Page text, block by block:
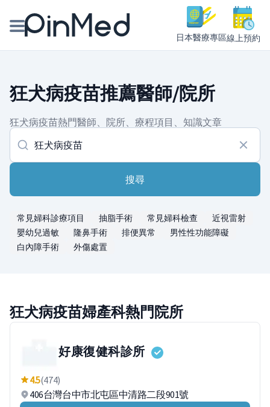
日本醫療專區線上預約
醫師專欄專訪
健康主題館
我是醫療人員
狂犬病疫苗推薦醫師/院所
狂犬病疫苗熱門醫師、院所、療程項目、知識文章
搜尋
常見婦科診療項目 抽脂手術 常見婦科檢查
近視雷射
嬰幼兒過敏
隆鼻手術 排便異常
男性性功能障礙
白內障手術
外傷處置
狂犬病疫苗婦產科熱門院所
好康復健科診所
4.5(474)
406台灣台中市北屯區中清路二段901號